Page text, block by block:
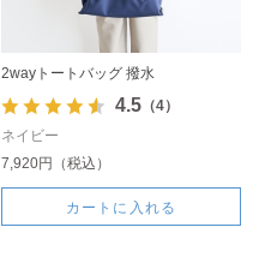
2wayトートバッグ 撥水
4.5（4）
ネイビー
7,920円（税込）
カートに入れる